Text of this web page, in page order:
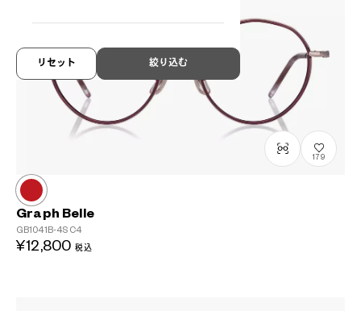
絞り込む
リセット
179
Graph Belle
GB1041B-4S C4
¥12,800 税込